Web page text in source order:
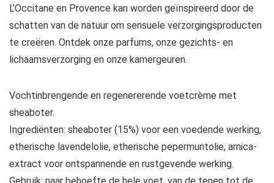
L’Occitane en Provence kan worden geïnspireerd door de
schatten van de natuur om sensuele verzorgingsproducten
te creëren. Ontdek onze parfums, onze gezichts- en
lichaamsverzorging en onze kamergeuren.
Vochtinbrengende en regenererende voetcrème met
sheaboter.
Ingrediënten: sheaboter (15%) voor een voedende werking,
etherische lavendelolie, etherische pepermuntolie, arnica-
extract voor ontspannende en rustgevende werking.